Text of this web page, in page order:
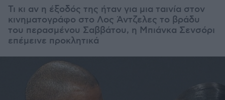
Τι κι αν η έξοδός της ήταν για μια ταινία στον
κινηματογράφο στο Λος Άντζελες το βράδυ
του περασμένου Σαββάτου, η Μπιάνκα Σενσόρι
επέμεινε προκλητικά